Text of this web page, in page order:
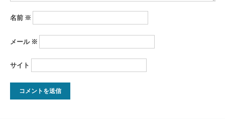
名前 ※
メール ※
サイト